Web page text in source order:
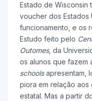
Estado de Wisconsin
voucher dos Estados
funcionamento, e os
Estudo feito pelo
Outomes, da
os alunos que fazem
schoolsapresentam,
piora em relação aos
estatal. Mas a partir